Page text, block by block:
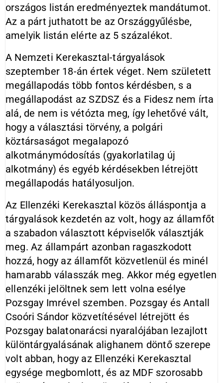
országos listán eredményeztek mandátumot.
Az a párt juthatott be az Országgyűlésbe,
amelyik listán elérte az 5 százalékot.
A Nemzeti Kerekasztal-tárgyalások
szeptember 18-án értek véget. Nem született
megállapodás több fontos kérdésben, s a
megállapodást az SZDSZ és a Fidesz nem írta
alá, de nem is vétózta meg, így lehetővé vált,
hogy a választási törvény, a polgári
köztársaságot megalapozó
alkotmánymódosítás (gyakorlatilag új
alkotmány) és egyéb kérdésekben létrejött
megállapodás hatályosuljon.
Az Ellenzéki Kerekasztal közös álláspontja a
tárgyalások kezdetén az volt, hogy az államfőt
a szabadon választott képviselők választják
meg. Az állampárt azonban ragaszkodott
hozzá, hogy az államfőt közvetlenül és minél
hamarabb válasszák meg. Akkor még egyetlen
ellenzéki jelöltnek sem lett volna esélye
Pozsgay Imrével szemben. Pozsgay és Antall
Csoóri Sándor közvetítésével létrejött és
Pozsgay balatonarácsi nyaralójában lezajlott
különtárgyalásának alighanem döntő szerepe
volt abban, hogy az Ellenzéki Kerekasztal
egysége megbomlott, és az MDF szorosabb